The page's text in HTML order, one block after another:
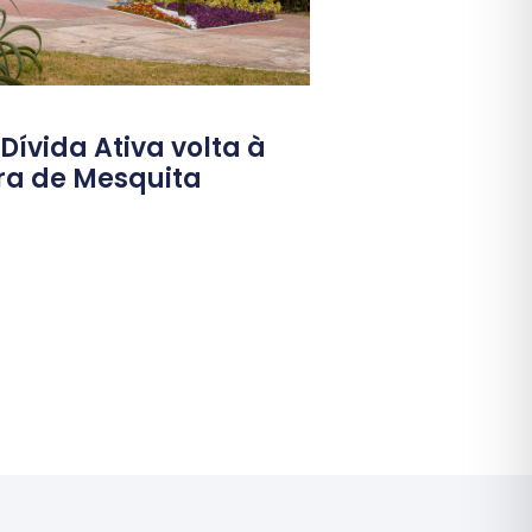
Ativa volta à
de Mesquita